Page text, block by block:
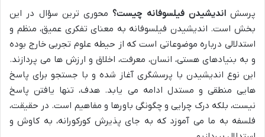
پرسشاندیشیدن فیلسوفانه چیست؟محوری ترین سؤال در این
بخش است. اندیشیدن فیلسوفانه به معنای تفکری عمیق، منظم و
استدلالی درباره موضوعاتی است که از حیطه علوم تجربی خارج بوده
و به بنیادهای هستی، انسان، معرفت، اخلاق و ارزش ها می پردازند.
این نوع اندیشیدن با پرسشگری آغاز شده و با جستجو برای پاسخ
هایی منطقی و مستدل ادامه می یابد. هدف، تنها یافتن پاسخ
نیست، بلکه درک چرایی و چگونگی باورها و مفاهیم است. در حقیقت،
فلسفه به ما می آموزد که به جای پذیرش کورکورانه، به کاوش و